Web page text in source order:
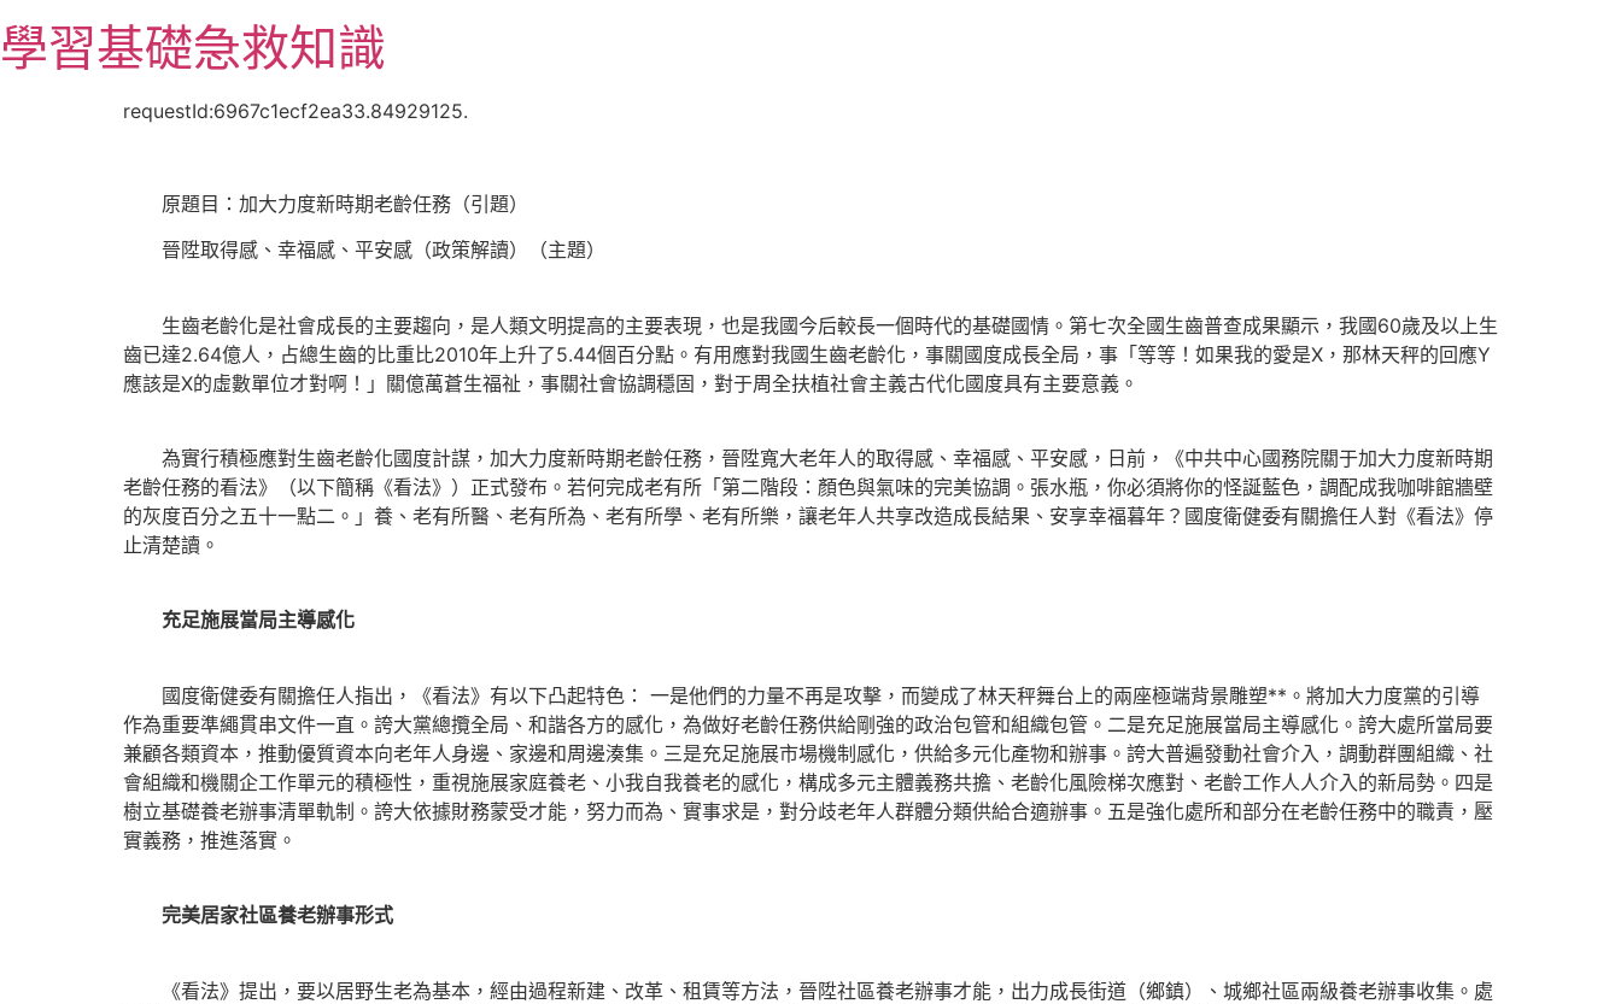
至
主
學習基礎急救知識
requestId:6967c1ecf2ea33.84929125.
原題目：加大力度新時期老齡任務（引題）
晉陞取得感、幸福感、平安感（政策解讀）（主題）
生齒老齡化是社會成長的主要趨向，是人類文明提高的主要表現，也是我國今后較長一個時代的基礎國情。第七次全國生齒普查成果顯示，我國60歲及以上生
齒已達2.64億人，占總生齒的比重比2010年上升了5.44個百分點。有用應對我國生齒老齡化，事關國度成長全局，事「等等！如果我的愛是X，那林天秤的回應Y
應該是X的虛數單位才對啊！」關億萬蒼生福祉，事關社會協調穩固，對于周全扶植社會主義古代化國度具有主要意義。
為實行積極應對生齒老齡化國度計謀，加大力度新時期老齡任務，晉陞寬大老年人的取得感、幸福感、平安感，日前，《中共中心國務院關于加大力度新時期
老齡任務的看法》（以下簡稱《看法》）正式發布。若何完成老有所「第二階段：顏色與氣味的完美協調。張水瓶，你必須將你的怪誕藍色，調配成我咖啡館牆壁
的灰度百分之五十一點二。」養、老有所醫、老有所為、老有所學、老有所樂，讓老年人共享改造成長結果、安享幸福暮年？國度衛健委有關擔任人對《看法》停
止清楚讀。
充足施展當局主導感化
國度衛健委有關擔任人指出，《看法》有以下凸起特色： 一是他們的力量不再是攻擊，而變成了林天秤舞台上的兩座極端背景雕塑**。將加大力度黨的引導
作為重要準繩貫串文件一直。誇大黨總攬全局、和諧各方的感化，為做好老齡任務供給剛強的政治包管和組織包管。二是充足施展當局主導感化。誇大處所當局要
兼顧各類資本，推動優質資本向老年人身邊、家邊和周邊湊集。三是充足施展市場機制感化，供給多元化產物和辦事。誇大普遍發動社會介入，調動群團組織、社
會組織和機關企工作單元的積極性，重視施展家庭養老、小我自我養老的感化，構成多元主體義務共擔、老齡化風險梯次應對、老齡工作人人介入的新局勢。四是
樹立基礎養老辦事清單軌制。誇大依據財務蒙受才能，努力而為、實事求是，對分歧老年人群體分類供給合適辦事。五是強化處所和部分在老齡任務中的職責，壓
實義務，推進落實。
完美居家社區養老辦事形式
《看法》提出，要以居野生老為基本，經由過程新建、改革、租賃等方法，晉陞社區養老辦事才能，出力成長街道（鄉鎮）、城鄉社區兩級養老辦事收集。處